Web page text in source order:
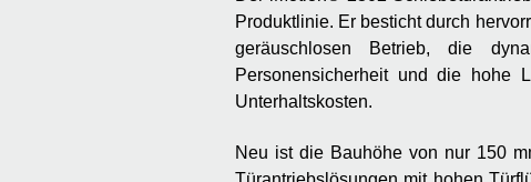
Produktlinie. Er besticht durch
geräuschlosen Betrieb, die
Personensicherheit und die hohe
Unterhaltskosten.
Neu ist die Bauhöhe von nur 150